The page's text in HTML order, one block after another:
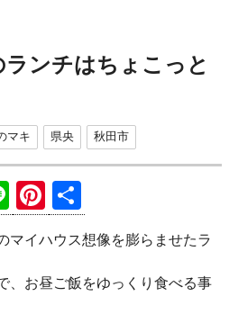
ランチはちょこっと
マキ 県央 秋田市
Li
n
e
Pi
nt
er
es
有
マイハウス想像を膨らませたラ
、お昼ご飯をゆっくり食べる事